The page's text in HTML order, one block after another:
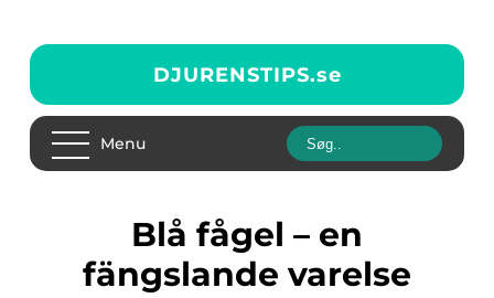
DJURENSTIPS.se
Menu
Blå fågel – en
fängslande varelse